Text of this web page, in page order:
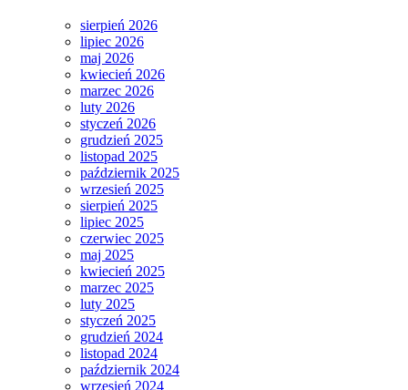
sierpień 2026
lipiec 2026
maj 2026
kwiecień 2026
marzec 2026
luty 2026
styczeń 2026
grudzień 2025
listopad 2025
październik 2025
wrzesień 2025
sierpień 2025
lipiec 2025
czerwiec 2025
maj 2025
kwiecień 2025
marzec 2025
luty 2025
styczeń 2025
grudzień 2024
listopad 2024
październik 2024
wrzesień 2024